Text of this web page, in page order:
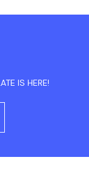
IS HERE!